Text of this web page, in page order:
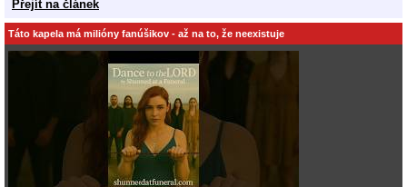
Přejít na článek
Táto kapela má milióny fanúšikov - až na to, že neexistuje